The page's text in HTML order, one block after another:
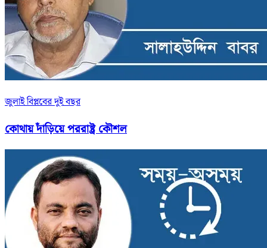
জুলাই বিপ্লবের দুই বছর
কোথায় দাঁড়িয়ে পররাষ্ট্র কৌশল